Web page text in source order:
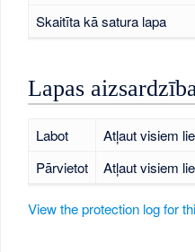
Skaitīta kā satura lapa
Lapas aizsardzība
Labot
Atļaut visiem
Pārvietot
Atļaut visiem
View the protection log for